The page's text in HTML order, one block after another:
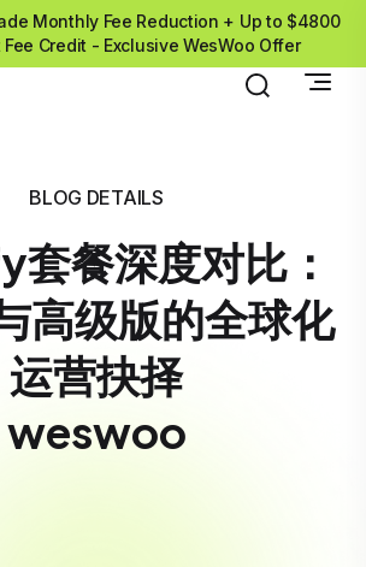
Monthly Fee Reduction + Up to $4800
Credit - Exclusive WesWoo Offer
BLOG DETAILS
餐深度对比：
高级版的全球化
运营抉择
weswoo